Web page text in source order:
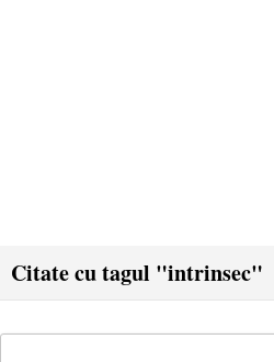
Citate cu tagul "intrinsec"